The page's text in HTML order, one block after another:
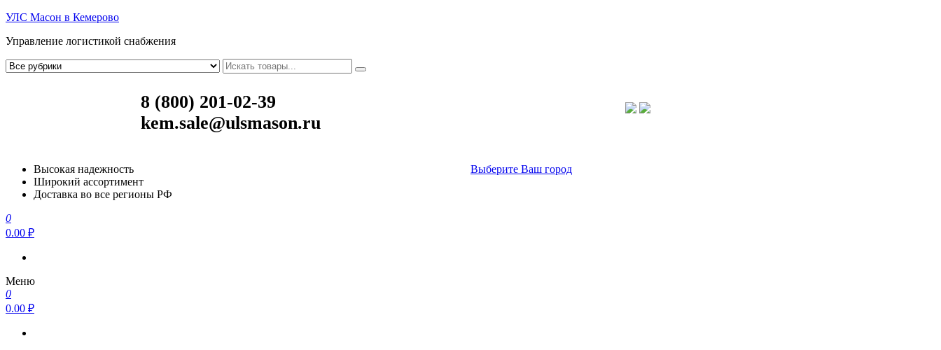
УЛС Масон в Кемерово
Управление логистикой снабжения
8 (800) 201-02-39
kem.sale@ulsmason.ru
Высокая надежность
Широкий ассортимент
Доставка во все регионы РФ
Выберите Ваш город
0
0.00 ₽
Меню
0
0.00 ₽